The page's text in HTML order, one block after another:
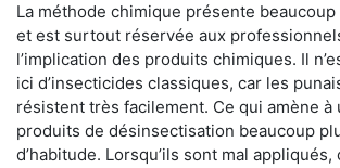
La méthode chimique présente
et est surtout réservée aux
l’implication des produits chimiques. Il
ici d’insecticides classiques, car les
résistent très facilement. Ce qui amène à
produits de désinsectisation beaucoup
d’habitude. Lorsqu’ils sont mal